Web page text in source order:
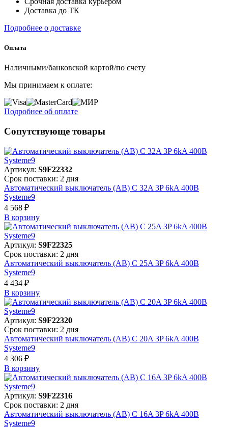
Доставка до ТК
Подробнее о доставке
Оплата
Наличными/банковской картой/по счету
Мы принимаем к оплате:
Подробнее об оплате
Сопутствующе товары
Артикул: S9F22332
Срок поставки: 2 дня
Автоматический выключатель (АВ) C 32A 3P 6kA 400В
Systeme9
4 568 ₽
В корзинy
Артикул: S9F22325
Срок поставки: 2 дня
Автоматический выключатель (АВ) C 25A 3P 6kA 400В
Systeme9
4 434 ₽
В корзинy
Артикул: S9F22320
Срок поставки: 2 дня
Автоматический выключатель (АВ) C 20A 3P 6kA 400В
Systeme9
4 306 ₽
В корзинy
Артикул: S9F22316
Срок поставки: 2 дня
Автоматический выключатель (АВ) C 16A 3P 6kA 400В
Systeme9